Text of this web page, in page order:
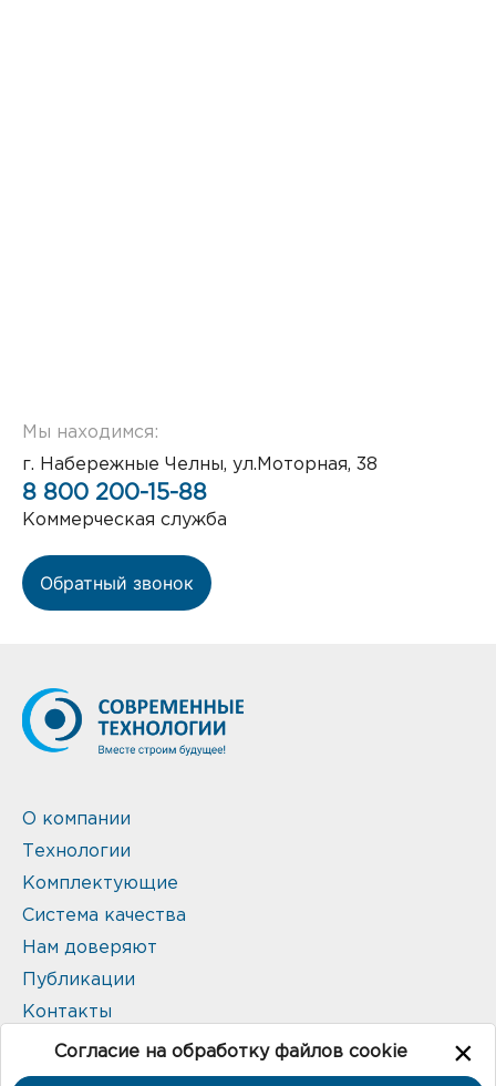
Мы находимся:
г. Набережные Челны, ул.Моторная, 38
8 800 200-15-88
Коммерческая служба
Обратный звонок
О компании
Технологии
Комплектующие
Система качества
Нам доверяют
Публикации
Контакты
© 2026 ООО "Современные технологии"
×
Согласие на обработку файлов cookie